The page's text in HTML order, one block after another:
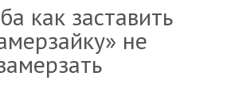
как заставить
не